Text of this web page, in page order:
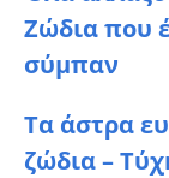
Zώδια που
σύμπαν
Τα άστρα
ζώδια –